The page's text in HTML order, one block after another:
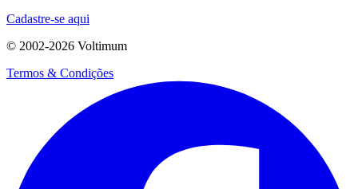
Cadastre-se aqui
© 2002-2026 Voltimum
Termos & Condições